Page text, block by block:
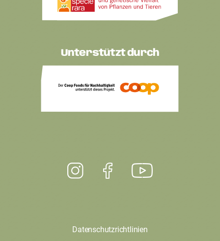
Unterstützt durch
Datenschutzrichtlinien